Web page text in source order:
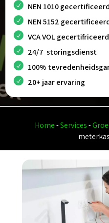
NEN 1010 gecertificeerd
NEN 5152
VCA VOL gecertifriceerd
24/7 storingsdienst
100%
20+ jaar ervaring
Home-Services-